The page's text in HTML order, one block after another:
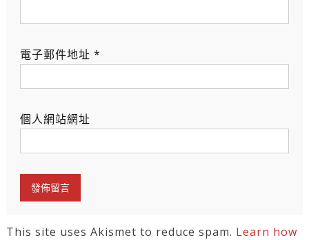
電子郵件地址 *
個人網站網址
This site uses Akismet to reduce spam. Learn how